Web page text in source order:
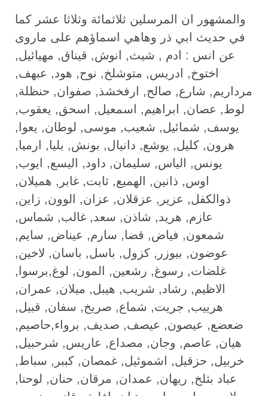
والمشهور ان المرسلين ثلاثمائة وثلاثا عشر كما
في حديث ابي ذر وهاهي اسماؤهم على ماروى
عن انس : ادم , شيث, انوش, قيناق, مهيائيل,
اختوخ, ادريس, متوشلخ, نوح, هود, عبهف,
مرداريم, شارع, صالح, ارفخشذ, صفوان, حنظلة,
لوط, عصان, ابراهيم, اسمعيل, اسحق, يعقوب,
يوسف, شمائيل, شعيب, موسى, لوطان, يعوا,
هرون, كليل, يوشع, دانيال, بونش, بليا, ارميا,
يونس, الياس, سليمان, داود, اليسع, ايوب,
اوس, ذانين, الهميع, ثابت, غابر, هميلان,
ذوالكفل, عزير, عزقلان, عزان, الوون, زاين,
عازم, هريد, شاذن, سعد, غالب, شماس,
شمعون, فياض, قضا, سارم, عيناض, سايم,
عوضون, بيوزر, كزول, باسل, باسان, لاخين,
غلضات, رسوغ, رشعين, المون, لوغ,برسوا,
الاظيم, رشاد, شريب, هيبل, ميلان, عمران,
هرييب, جريت, شماع, صريخ, سفان, قبيل,
ضعضع, عيصون, عيصف, صديف, برواء,حاصيم,
هيان, عاصم, وجان, مصداع, عاريس, شرحبيل,
خربيل, حزقيل, اشموئيل, غمصان, كببر, سباط,
عباد بثلخ, ريهان, عمدان, مرقان, حنان, لوحنا,